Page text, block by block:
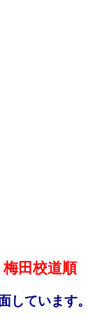
梅田校道順
しています。